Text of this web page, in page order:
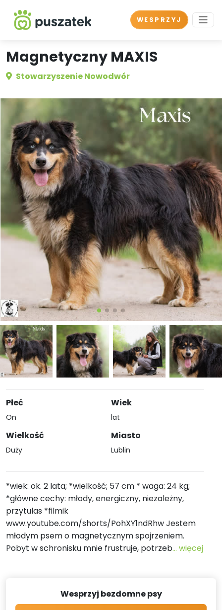
WESPRZYJ
Magnetyczny MAXIS
Stowarzyszenie Nowodwór
Płeć
On
Wielkość
Duży
Wiek
lat
Miasto
Lublin
*wiek: ok. 2 lata; *wielkość; 57 cm * waga: 24 kg;
*główne cechy: młody, energiczny, niezależny,
przytulas *filmik
www.youtube.com/shorts/PohXY1ndRhw Jestem
młodym psem o magnetycznym spojrzeniem.
Pobyt w schronisku mnie frustruje, potrzeb... więcej
Wesprzyj bezdomne psy